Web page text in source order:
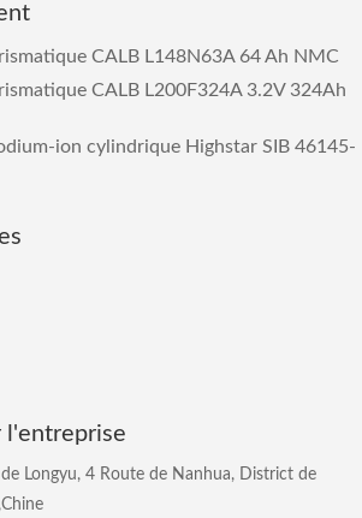
CALB L148N63A 64 Ah NMC
CALB L200F324A 3.2V 324Ah
ion cylindrique Highstar SIB 46145-
l'entreprise
Longyu, 4 Route de Nanhua, District de